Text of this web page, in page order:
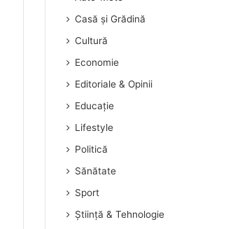
Casă și Grădină
Cultură
Economie
Editoriale & Opinii
Educație
Lifestyle
Politică
Sănătate
Sport
Știință & Tehnologie